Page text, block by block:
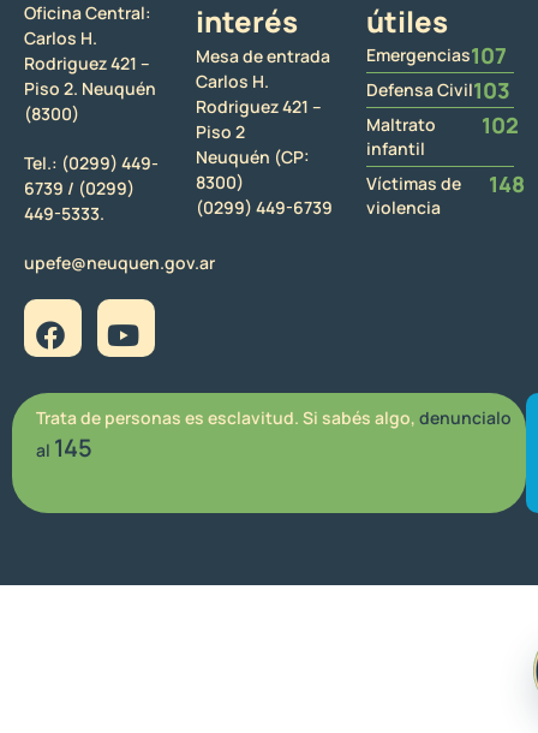
Oficina Central:
Carlos H.
Rodriguez 421 –
Piso 2. Neuquén
(8300)
Tel.: (0299) 449-
6739 / (0299)
449-5333.
upefe@neuquen.gov.ar
interés
Mesa de entrada
Carlos H.
Rodriguez 421 –
Piso 2
Neuquén (CP:
8300)
(0299) 449-6739
útiles
Emergencias107
Defensa Civil103
Maltrato
infantil
102
Víctimas de
violencia
148
Trata de personas es esclavitud. Si sabés algo, denuncialo
al 145